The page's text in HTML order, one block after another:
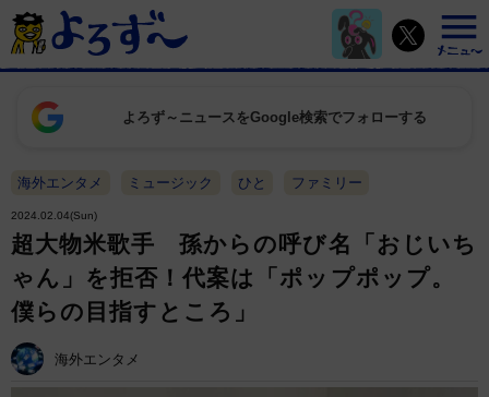
よろず～ニュースをGoogle検索でフォローする
海外エンタメ ミュージック ひと ファミリー
2024.02.04(Sun)
超大物米歌手 孫からの呼び名「おじいち
ゃん」を拒否！代案は「ポップポップ。
僕らの目指すところ」
海外エンタメ